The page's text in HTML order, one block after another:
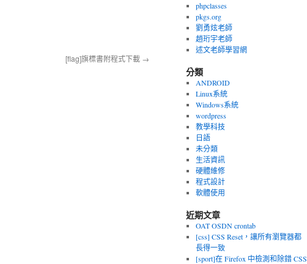
[flag]旗標書附程式下載 →
phpclasses
pkgs.org
劉勇炫老師
趙珩宇老師
述文老師學習網
分類
ANDROID
Linux系統
Windows系統
wordpress
教學科技
日語
未分類
生活資訊
硬體維修
程式設計
軟體使用
近期文章
OAT OSDN crontab
[css] CSS Reset，讓所有瀏覽器都
長得一致
[sport]在 Firefox 中檢測和除錯 CSS